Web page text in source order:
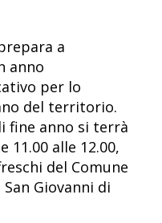
a
anno
per lo
del territorio.
fine anno si terrà
11.00 alle 12.00,
del Comune
Giovanni di